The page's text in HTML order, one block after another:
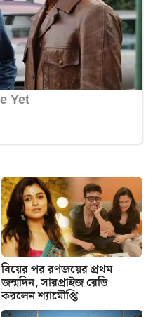
বিয়ের পর রণজয়ের প্রথম
জন্মদিন, সারপ্রাইজ রেডি
করলেন শ্যামৌপ্তি